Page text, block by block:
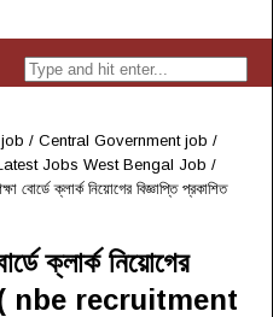
/ Central Government job /
Jobs West Bengal Job /
বোর্ডে ক্লার্ক নিয়োগের বিজ্ঞাপ্তি প্রকাশিত
ক্লার্ক নিয়োগের
nbe recruitment